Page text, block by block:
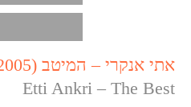
אתי אנקרי – המיטב (2005)
Etti Ankri – The Best